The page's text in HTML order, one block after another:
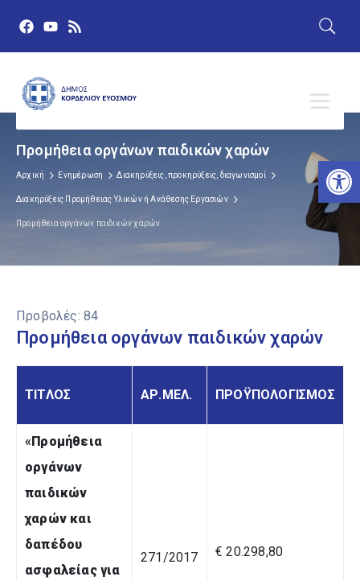
Προμήθεια οργάνων παιδικών χαρών
Αρχική Ενημέρωση Διακηρύξεις, προκηρύξεις, διαγωνισμοί
Διακηρύξεις Προμήθειας Υλικών ή Ανάθεσης Εργασιών
Προμήθεια οργάνων παιδικών χαρών
Προβολές: 84
Προμήθεια οργάνων παιδικών χαρών
ΤΙΤΛΟΣ ΑΡ.ΜΕΛ. ΠΡΟΫΠΟΛΟΓΙΣΜΟΣ
«Προμήθεια
οργάνων
παιδικών
χαρών και
δαπέδου
ασφαλείας για
271/2017 € 20.298,80